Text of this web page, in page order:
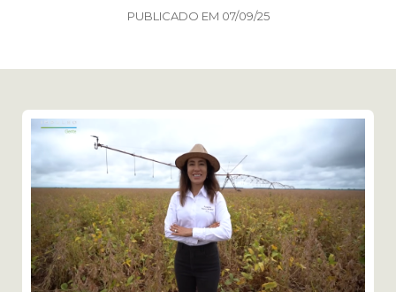
PUBLICADO EM 07/09/25